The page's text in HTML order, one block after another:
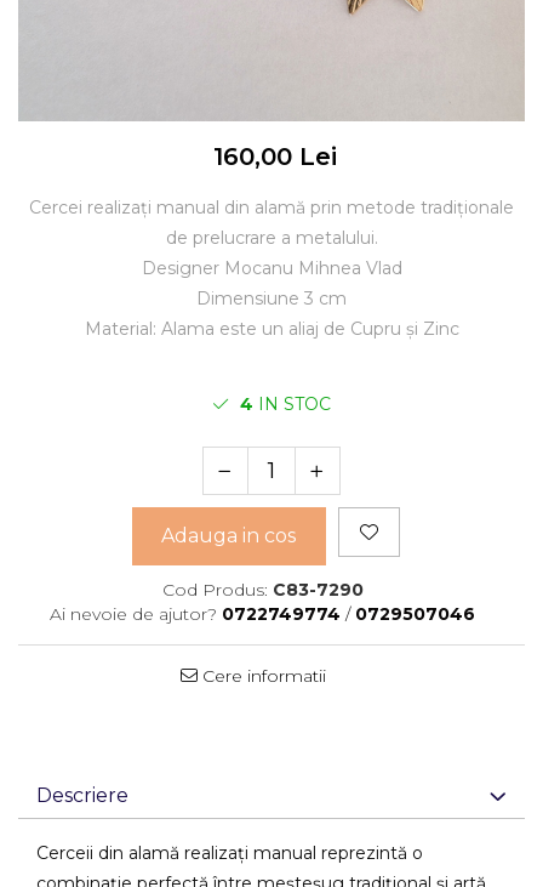
160,00 Lei
Cercei realizați manual din alamă prin metode tradiționale
de prelucrare a metalului.
Designer Mocanu Mihnea Vlad
Dimensiune 3 cm
Material: Alama este un aliaj de Cupru și Zinc
4 IN STOC
Adauga in cos
Cod Produs: C83-7290
Ai nevoie de ajutor? 0722749774 / 0729507046
Cere informatii
Descriere
Cerceii din alamă realizați manual reprezintă o